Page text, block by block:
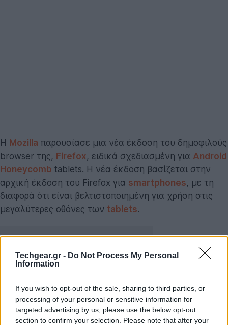
Techgear.gr - Do Not Process My Personal
Information
If you wish to opt-out of the sale, sharing to third parties, or
processing of your personal or sensitive information for
targeted advertising by us, please use the below opt-out
section to confirm your selection. Please note that after your
H Mozilla παρουσίασε μια νέα έκδοση του δημοφιλούς
browser της, Firefox, ειδικά σχεδιασμένη για Android
Honeycomb tablets. Η νέα έκδοση βασίζεται στην
αρχική έκδοση του Firefox για smartphones, με τη
διαφορά ότι είναι βελτιστοποιημένη για χρήση στις
μεγαλύτερες οθόνες των tablets.